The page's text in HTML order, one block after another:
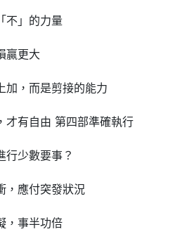
不」的力量
贏更大
加，而是剪接的能力
才有自由 第四部準確執行
行少數要事？
，應付突發狀況
，事半功倍